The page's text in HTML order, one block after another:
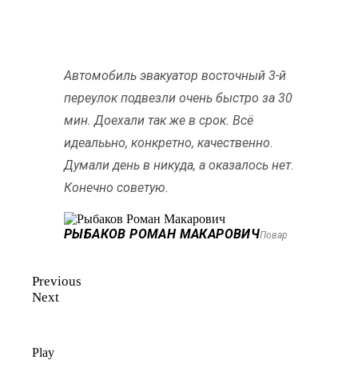
Автомобиль эвакуатор восточный 3-й
переулок подвезли очень быстро за 30
мин. Доехали так же в срок. Всё
идеалььно, конкретно, качественно.
Думали день в никуда, а оказалось нет.
Конечно советую.
РЫБАКОВ РОМАН МАКАРОВИЧПовар
Previous
Next
Play